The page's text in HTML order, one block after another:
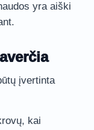
yra aiški
įvertinta
kai